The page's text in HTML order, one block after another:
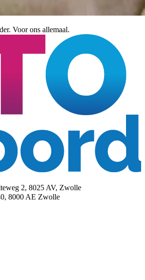
Voor ons allemaal.
2, 8025 AV, Zwolle
8000 AE Zwolle